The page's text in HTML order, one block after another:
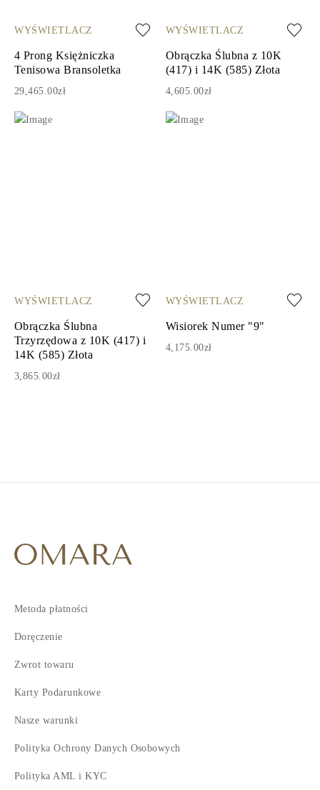
WYŚWIETLACZ
4 Prong Księżniczka
Tenisowa Bransoletka
29,465.00zł
WYŚWIETLACZ
Obrączka Ślubna z 10K
(417) i 14K (585) Złota
4,605.00zł
WYŚWIETLACZ
Obrączka Ślubna
Trzyrzędowa z 10K (417) i
14K (585) Złota
3,865.00zł
WYŚWIETLACZ
Wisiorek Numer "9"
4,175.00zł
7
8
11
Metoda płatności
Doręczenie
Zwrot towaru
Karty Podarunkowe
Nasze warunki
Polityka Ochrony Danych Osobowych
Polityka AML i KYC